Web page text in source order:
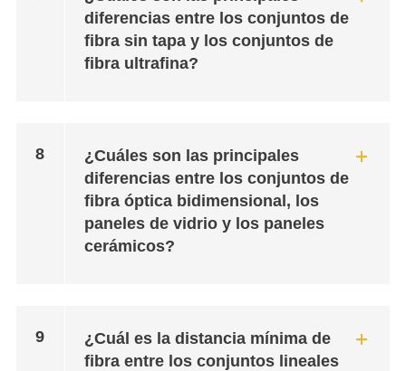
diferencias entre los conjuntos de
fibra sin tapa y los conjuntos de
fibra ultrafina?
8
¿Cuáles son las principales
diferencias entre los conjuntos de
fibra óptica bidimensional, los
paneles de vidrio y los paneles
cerámicos?
9
¿Cuál es la distancia mínima de
fibra entre los conjuntos lineales